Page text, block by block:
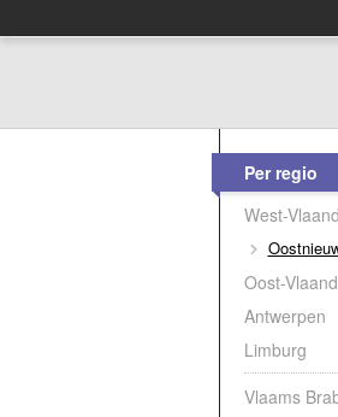
Per regio
West-
Oost-
Antwerpen
Limburg
Vlaams